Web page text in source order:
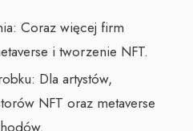
Coraz więcej firm
i tworzenie NFT.
Dla artystów,
NFT oraz metaverse